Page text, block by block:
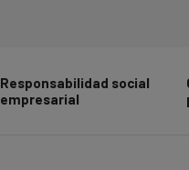
Responsabilidad social
empresarial